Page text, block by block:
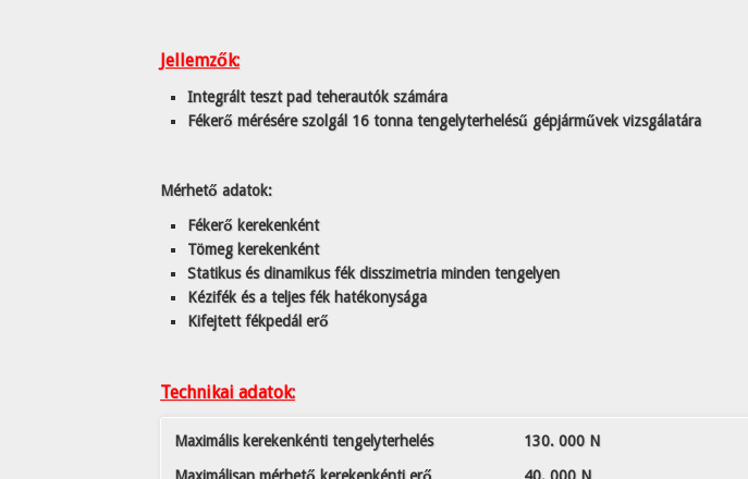
Jellemzők:
Integrált teszt pad teherautók számára
Fékerő mérésére szolgál 16 tonna tengelyterhelésű gépjárművek vizsgálatára
Mérhető adatok:
Fékerő kerekenként
Tömeg kerekenként
Statikus és dinamikus fék disszimetria minden tengelyen
Kézifék és a teljes fék hatékonysága
Kifejtett fékpedál erő
Technikai adatok:
Maximális kerekenkénti tengelyterhelés
130. 000 N